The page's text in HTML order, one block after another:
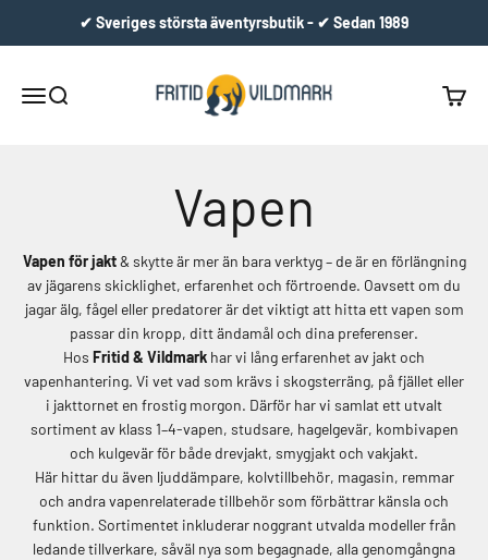
✔ Sveriges största äventyrsbutik - ✔ Sedan 1989
MenySök
Fritid & Vildmark
Vapen
Vapen för jakt& skytte är mer än bara verktyg – de är en förlängning
av jägarens skicklighet, erfarenhet och förtroende. Oavsett om du
jagar älg, fågel eller predatorer är det viktigt att hitta ett vapen som
passar din kropp, ditt ändamål och dina preferenser.
Hos Fritid & Vildmark har vi lång erfarenhet av jakt och
vapenhantering. Vi vet vad som krävs i skogsterräng, på fjället eller
i jakttornet en frostig morgon. Därför har vi samlat ett utvalt
sortiment av klass 1–4-vapen, studsare, hagelgevär, kombivapen
och kulgevär för både drevjakt, smygjakt och vakjakt.
Här hittar du även ljuddämpare, kolvtillbehör, magasin, remmar
och andra vapenrelaterade tillbehör som förbättrar känsla och
funktion. Sortimentet inkluderar noggrant utvalda modeller från
ledande tillverkare, såväl nya som begagnade, alla genomgångna